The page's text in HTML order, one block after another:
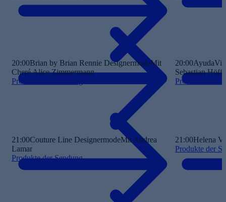
20:00Brian by Brian Rennie DesignermodeMit
Cheré Alice Zimmermann
Produkte der Sendung
21:00Couture Line DesignermodeMit Andrea
Lamar
Produkte der Sendung
20:00
Sebastian
Produkte der
21:00Helena
Produkte der